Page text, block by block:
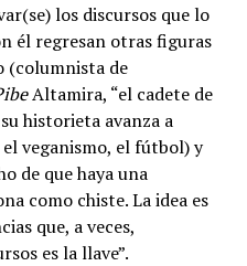
los discursos que lo
él regresan otras figuras
(columnista de
Altamira, “el cadete de
historieta avanza a
veganismo, el fútbol) y
de que haya una
como chiste.La idea es
que, a veces,
es la llave”.